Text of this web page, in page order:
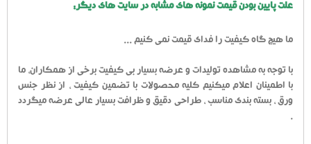
علت پایین بودن قیمت نمونه های مشابه در سایت های دیگر:
ما هیچ گاه کیفیت را فدای قیمت نمی کنیم ...
با توجه به مشاهده تولیدات و عرضه بسیار بی کیفیت برخی از همکاران، ما
با اطمینان اعلام میکنیم کلیه محصولات با تضمین کیفیت ، از نظر جنس
ورق ، بسته بندی مناسب ، طراحی دقیق و ظرافت بسیار عالی عرضه میگردد
.